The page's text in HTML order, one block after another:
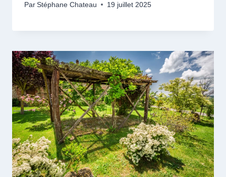
Par Stéphane Chateau 19 juillet 2025